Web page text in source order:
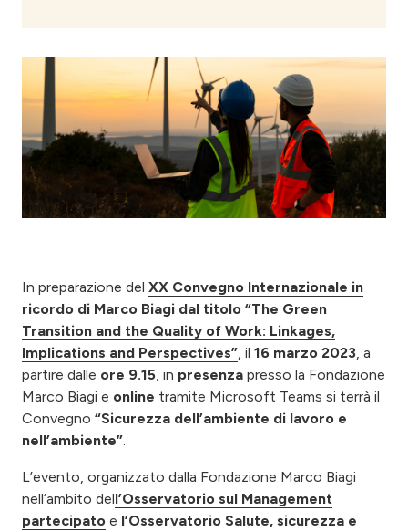
In preparazione del XX Convegno Internazionale in
ricordo di Marco Biagi dal titolo “The Green
Transition and the Quality of Work: Linkages,
Implications and Perspectives”, il 16 marzo 2023, a
partire dalle ore 9.15, in presenza presso la Fondazione
Marco Biagi e online tramite Microsoft Teams si terrà il
Convegno “Sicurezza dell’ambiente di lavoro e
nell’ambiente”.
L’evento, organizzato dalla Fondazione Marco Biagi
nell’ambito dell’Osservatorio sul Management
partecipato e l’Osservatorio Salute, sicurezza e